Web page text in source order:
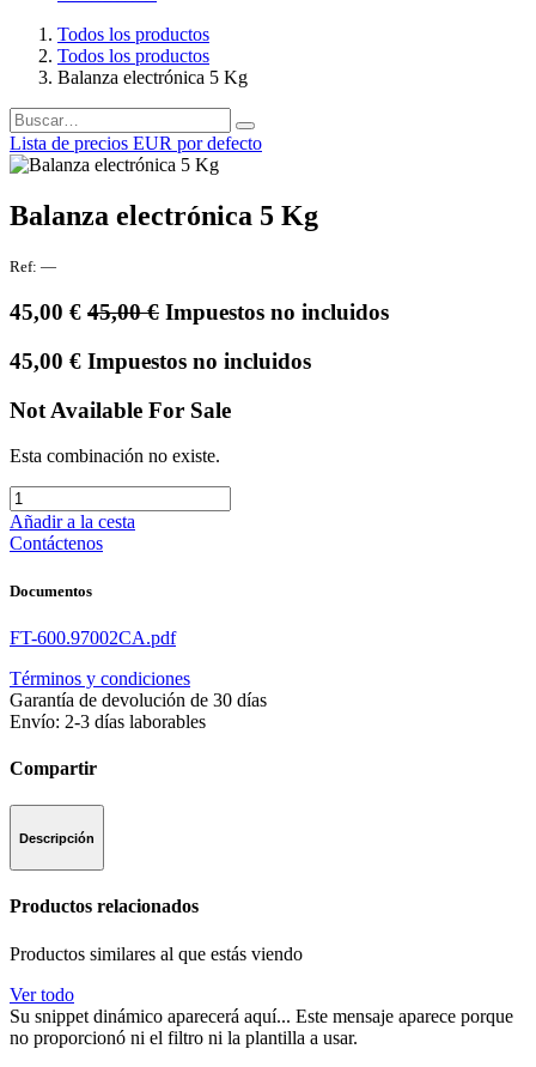
Todos los productos
Todos los productos
Balanza electrónica 5 Kg
Lista de precios EUR por defecto
Balanza electrónica 5 Kg
Ref: —
45,00 € 45,00€ Impuestos no incluidos
45,00 € Impuestos no incluidos
Not Available For Sale
Esta combinación no existe.
Añadir a la cesta
Contáctenos
Documentos
FT-600.97002CA.pdf
Términos y condiciones
Garantía de devolución de 30 días
Envío: 2-3 días laborables
Compartir
Descripción
Productos relacionados
Productos similares al que estás viendo
Ver todo
Su snippet dinámico aparecerá aquí... Este mensaje aparece porque
no proporcionó ni el filtro ni la plantilla a usar.